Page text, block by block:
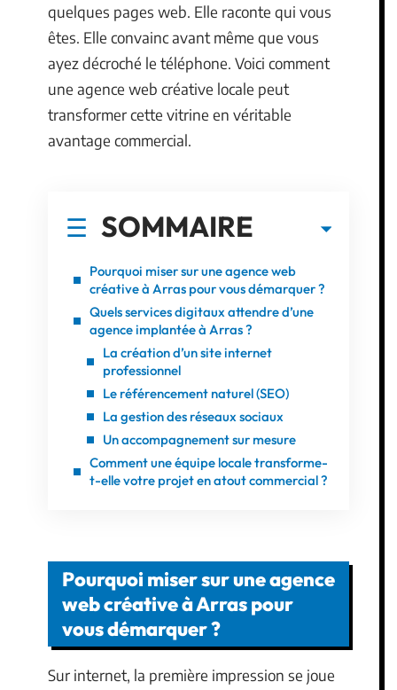
quelques pages web. Elle raconte qui vous
êtes. Elle convainc avant même que vous
ayez décroché le téléphone. Voici comment
une agence web créative locale peut
transformer cette vitrine en véritable
avantage commercial.
SOMMAIRE
Pourquoi miser sur une agence web
créative à Arras pour vous démarquer ?
Quels services digitaux attendre d’une
agence implantée à Arras ?
La création d’un site internet
professionnel
Le référencement naturel (SEO)
La gestion des réseaux sociaux
Un accompagnement sur mesure
Comment une équipe locale transforme-
t-elle votre projet en atout commercial ?
Pourquoi miser sur une agence
web créative à Arras pour
vous démarquer ?
Sur internet, la première impression se joue